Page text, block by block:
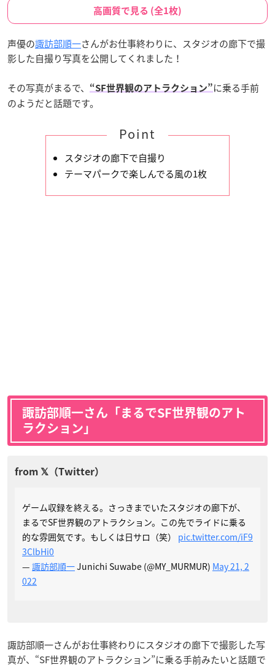
高画質で見る (全1枚)
声優の諏訪部順一さんがお仕事終わりに、スタジオの廊下で撮
影した自撮り写真を公開してくれました！
その写真がまるで、 “SF世界観のアトラクション” に乗る手前
のようだと話題です。
Point
スタジオの廊下で自撮り
テーマパークで楽しんでる風の1枚
諏訪部順一さん「まるでSF世界観のアト
ラクション」
ゲーム収録を終える。さっきまでいたスタジオの廊下が、
まるでSF世界観のアトラクション。この先でライドに乗る
的な雰囲気です。もしくは日サロ（笑） pic.twitter.com/iF9
3ClbHi0
— 諏訪部順一Junichi Suwabe (@MY_MURMUR) May 21, 2
022
諏訪部順一さんがお仕事終わりにスタジオの廊下で撮影した写
真が、“SF世界観のアトラクション”に乗る手前みたいと話題で